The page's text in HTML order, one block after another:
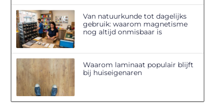
Van natuurkunde tot dagelijks
gebruik: waarom magnetisme
nog altijd onmisbaar is
Waarom laminaat populair blijft
bij huiseigenaren